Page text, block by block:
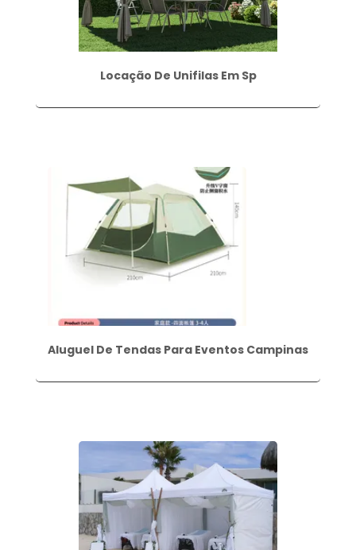
Locação De Unifilas Em Sp
Aluguel De Tendas Para Eventos Campinas